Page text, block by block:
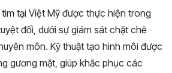
tại Việt Mỹ được thực hiện trong
đối, dưới sự giám sát chặt chẽ
môn. Kỹ thuật tạo hình môi được
gương mặt, giúp khắc phục các